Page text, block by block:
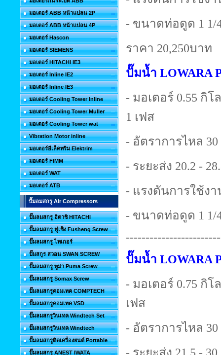
มอเตอร์ ABB หน้าแปลน 2P
มอเตอร์ ABB หน้าแปลน 4P
มอเตอร์ Hascon
มอเตอร์ SIEMENS
มอเตอร์ HITACHI IE3
มอเตอร์ Inline IE2
มอเตอร์ Inline IE3
มอเตอร์ Cooling Tower Inline
มอเตอร์ Cooling Tower Muller
มอเตอร์ Cooling Tower wat
Vibration Motor inline
มอเตอร์อีเล็คทริม Elektrim
มอเตอร์ FIMM
มอเตอร์ WAT
มอเตอร์ ATB
ปั๊มลมสกรู Air Compressors
ปั๊มลมสกรู ฮิตาชิ HITACHI
ปั๊มลมสกรู ฟูเช็ง Fusheng Screw
ปั๊มลมสกรู ไทเกอร์
ปั๊มสกูร สวอน SWAN SCREW
ปั๊มลมสกรู พูม่า Puma Screw
ปั๊มลมสกรู Somax Screw
ปั๊มลมสกรูคอมเทค COMPTECH
ปั๊มลมสกรูคอมเทค VSD
ปั๊มลมสกรูวินเทค Windtech Set
ปั๊มลมสกรูวินเทค Windtech
ปั๊มลมสกรูติดเครื่องยนต์ Portable
ปั๊มลมสกรู ANEST IWATA
- ขนาดท่อดูด 1 1/
ราคา 20,250บาท
ปั๊มน้ำ LOWARA
- มอเตอร์ 0.55 กิโ
1 เฟส
- อัตราการไหล
- ระยะส่ง 20.2 -
- แรงดันการใช้งา
- ขนาดท่อดูด 1 1/
ปั๊มน้ำ LOWARA
- มอเตอร์ 0.75 กิโ
เฟส
- อัตราการไหล